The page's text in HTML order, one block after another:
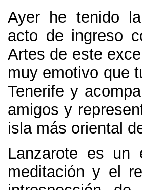
Ayer he tenido
acto de ingreso
Artes de este
muy emotivo que
Tenerife y
amigos y
isla más oriental
Lanzarote es un
meditación y el